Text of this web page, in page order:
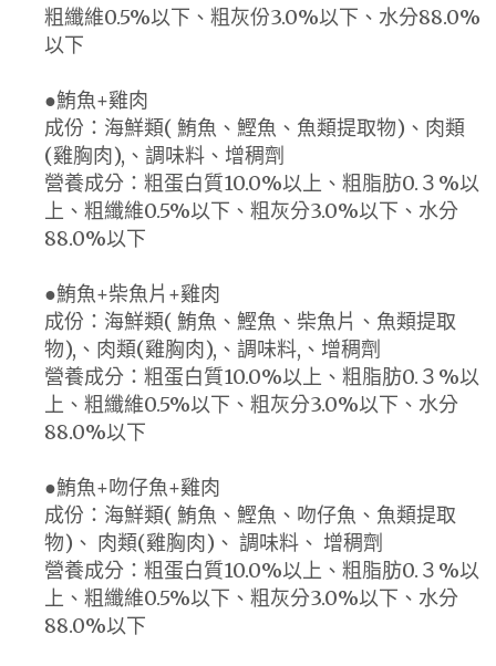
粗纖維0.5%以下、粗灰份3.0%以下、水分88.0%
以下
●鮪魚+雞肉
成份：海鮮類( 鮪魚、鰹魚、魚類提取物)、肉類
(雞胸肉),、調味料、增稠劑
營養成分：粗蛋白質10.0%以上、粗脂肪0.３%以
上、粗纖維0.5%以下、粗灰分3.0%以下、水分
88.0%以下
●鮪魚+柴魚片+雞肉
成份：海鮮類( 鮪魚、鰹魚、柴魚片、魚類提取
物),、肉類(雞胸肉),、調味料,、增稠劑
營養成分：粗蛋白質10.0%以上、粗脂肪0.３%以
上、粗纖維0.5%以下、粗灰分3.0%以下、水分
88.0%以下
●鮪魚+吻仔魚+雞肉
成份：海鮮類( 鮪魚、鰹魚、吻仔魚、魚類提取
物)、 肉類(雞胸肉)、 調味料、 增稠劑
營養成分：粗蛋白質10.0%以上、粗脂肪0.３%以
上、粗纖維0.5%以下、粗灰分3.0%以下、水分
88.0%以下